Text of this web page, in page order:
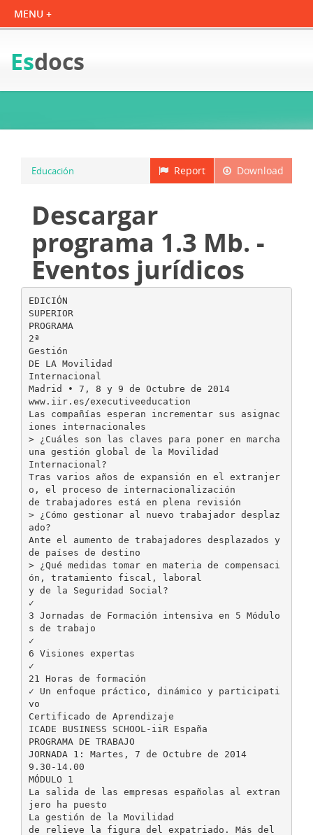
Esdocs
Download
Report
Educación
Descargar
programa 1.3 Mb. -
Eventos jurídicos
EDICIÓN
SUPERIOR
PROGRAMA
2ª
Gestión
DE LA Movilidad
Internacional
Madrid • 7, 8 y 9 de Octubre de 2014
www.iir.es/executiveeducation
Las compañías esperan incrementar sus asignac
iones internacionales
> ¿Cuáles son las claves para poner en marcha
una gestión global de la Movilidad
Internacional?
Tras varios años de expansión en el extranjer
o, el proceso de internacionalización
de trabajadores está en plena revisión
> ¿Cómo gestionar al nuevo trabajador desplaz
ado?
Ante el aumento de trabajadores desplazados y
de países de destino
> ¿Qué medidas tomar en materia de compensaci
ón, tratamiento fiscal, laboral
y de la Seguridad Social?
✓
3 Jornadas de Formación intensiva en 5 Módulo
s de trabajo
✓
6 Visiones expertas
✓
21 Horas de formación
✓ Un enfoque práctico, dinámico y participati
vo
Certificado de Aprendizaje
ICADE BUSINESS SCHOOL-iiR España
PROGRAMA DE TRABAJO
JORNADA 1: Martes, 7 de Octubre de 2014
9.30-14.00
MÓDULO 1
La salida de las empresas españolas al extran
jero ha puesto
La gestión de la Movilidad
de relieve la figura del expatriado. Más del